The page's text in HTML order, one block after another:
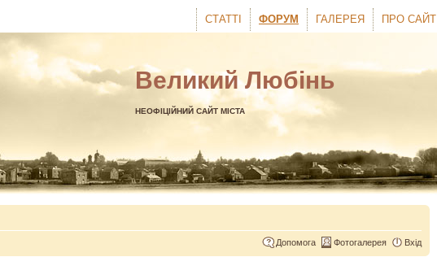
ПРО САЙТ
ГАЛЕРЕЯ
ФОРУМ
СТАТТІ
Великий Любінь
НЕОФІЦІЙНИЙ САЙТ МІСТА
Допомога Фотогалерея Вхід